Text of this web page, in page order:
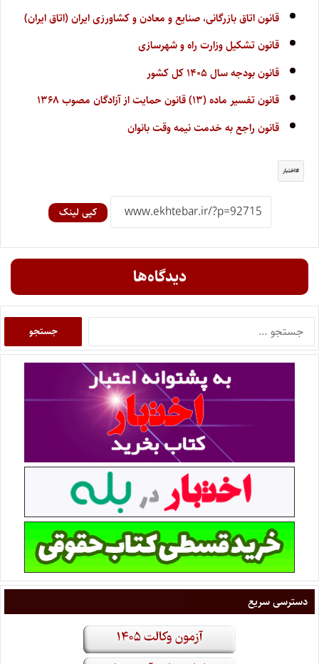
قانون اتاق بازرگانی، صنایع و معادن و کشاورزی ایران (اتاق ایران)
قانون تشکیل وزارت راه و شهرسازی
قانون بودجه سال ۱۴۰۵ کل کشور
قانون تفسیر ماده (۱۳) قانون حمایت از آزادگان مصوب ۱۳۶۸
قانون راجع به خدمت نیمه وقت بانوان
اختبار
کپی لینک
دیدگاه‌ها
دسترسی سریع